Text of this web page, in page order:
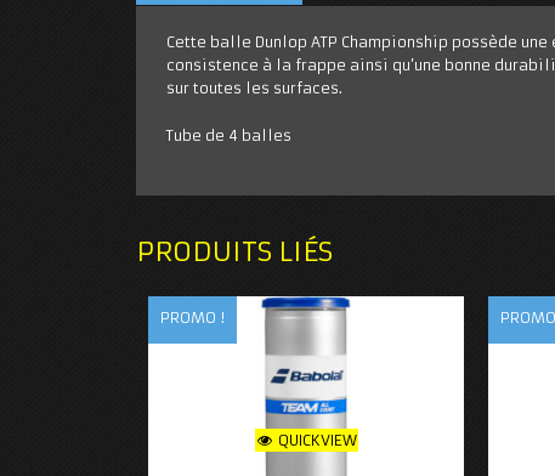
Cette balle Dunlop ATP Championship possède
consistence à la frappe ainsi qu’une bonne
sur toutes les surfaces.
Tube de 4 balles
PRODUITS LIÉS
PROMO !
QUICKVIEW